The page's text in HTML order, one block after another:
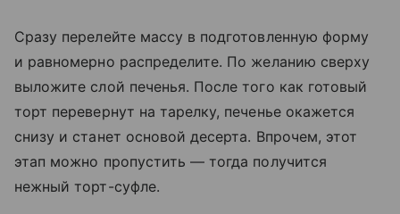
Сразу перелейте массу в подготовленную форму
и равномерно распределите. По желанию сверху
выложите слой печенья. После того как готовый
торт перевернут на тарелку, печенье окажется
снизу и станет основой десерта. Впрочем, этот
этап можно пропустить — тогда получится
нежный торт-суфле.